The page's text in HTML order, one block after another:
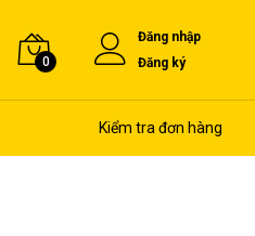
0
Đăng nhập
Đăng ký
Kiểm tra đơn hàng